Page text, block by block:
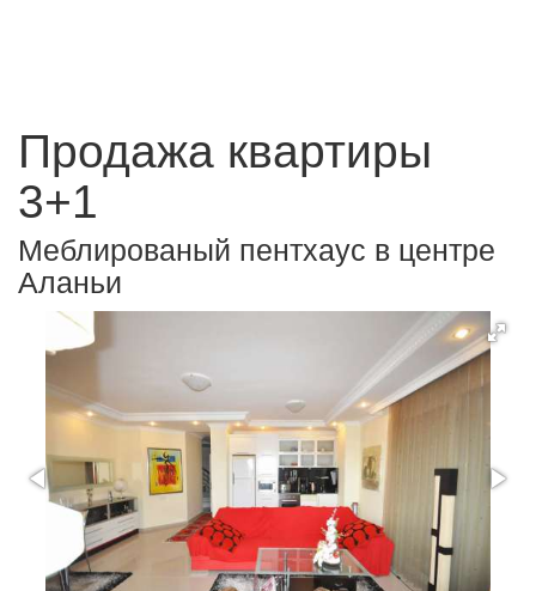
Продажа квартиры
3+1
Меблированый пентхаус в центре
Аланьи